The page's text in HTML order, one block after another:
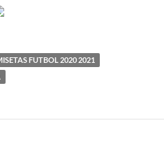
FUTBOL 2020 2021